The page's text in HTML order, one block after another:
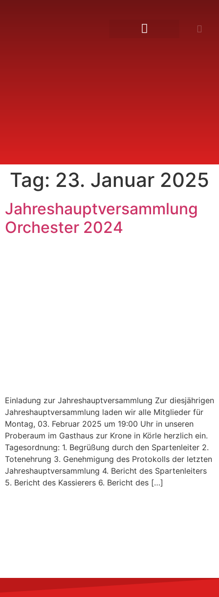
Tag: 23. Januar 2025
Jahreshauptversammlung
Orchester 2024
Einladung zur Jahreshauptversammlung Zur diesjährigen
Jahreshauptversammlung laden wir alle Mitglieder für
Montag, 03. Februar 2025 um 19:00 Uhr in unseren
Proberaum im Gasthaus zur Krone in Körle herzlich ein.
Tagesordnung: 1. Begrüßung durch den Spartenleiter 2.
Totenehrung 3. Genehmigung des Protokolls der letzten
Jahreshauptversammlung 4. Bericht des Spartenleiters
5. Bericht des Kassierers 6. Bericht des […]